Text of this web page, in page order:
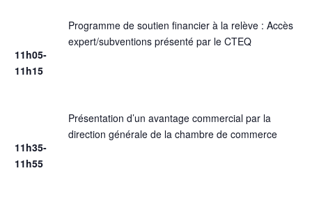
11h05-
11h15
Programme de soutien financier à la relève : Accès
expert/subventions présenté par le CTEQ
11h35-
11h55
Présentation d’un avantage commercial par la
direction générale de la chambre de commerce